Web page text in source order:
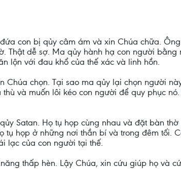
con bị qủy câm ám và xin Chúa chữa.
Thật dễ sợ. Ma qủy hành hạ con người
lộn với đau khổ của thế xác và linh hồn.
chọn. Tại sao ma qủy lại chọn người
và muốn lôi kéo con người để quy phục
Satan. Họ tụ họp cùng nhau và đặt bàn thờ
tụ họp ở những nơi thần bí và trong đêm tối.
lạc của con người tại thế.
thấp hèn. Lậy Chúa, xin cứu giúp họ và